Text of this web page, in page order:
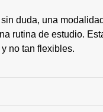
duda, una
rutina de estudio.
no tan flexibles.